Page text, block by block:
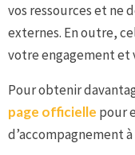
vos ressources et ne
externes. En outre,
votre engagement et
Pour obtenir
page officielle pour
d’accompagnement